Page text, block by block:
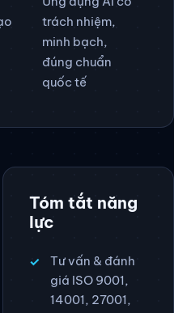
phẩm (kèm
HACCP)
Ứng dụng AI có
trách nhiệm,
Tóm tắt năng
lực